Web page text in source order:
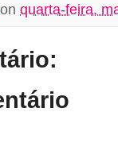
on quarta-feira,